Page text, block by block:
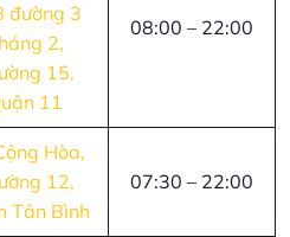
đường 3
2,
15,
11
08:00 – 22:00
Hòa,
12,
Tân Bình
07:30 – 22:00